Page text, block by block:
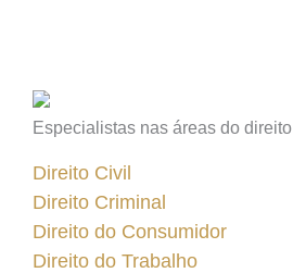
Especialistas nas áreas do direito
Direito Civil
Direito Criminal
Direito do Consumidor
Direito do Trabalho